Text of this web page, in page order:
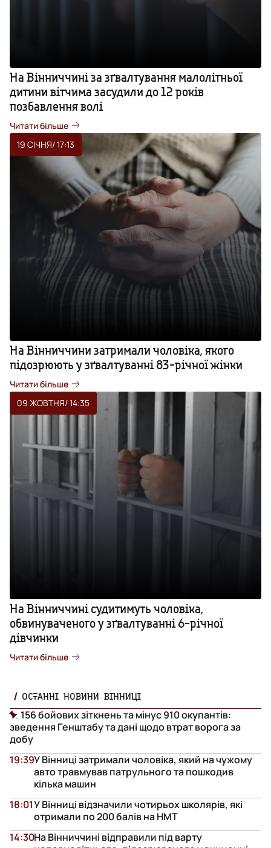
На Вінниччині за зґвалтування малолітньої
дитини вітчима засудили до 12 років
позбавлення волі
Читати більше
19 СІЧНЯ/ 17:13
На Вінниччини затримали чоловіка, якого
підозрюють у зґвалтуванні 83-річної жінки
Читати більше
09 ЖОВТНЯ/ 14:35
На Вінниччині судитимуть чоловіка,
обвинуваченого у зґвалтуванні 6-річної
дівчинки
Читати більше
ОСТАННІ НОВИНИ ВІННИЦІ
156 бойових зіткнень та мінус 910 окупантів:
зведення Генштабу та дані щодо втрат ворога за
добу
У Вінниці затримали чоловіка, який на чужому
авто травмував патрульного та пошкодив
кілька машин
19:39
У Вінниці відзначили чотирьох школярів, які
отримали по 200 балів на НМТ
18:01
На Вінниччині відправили під варту
14:30